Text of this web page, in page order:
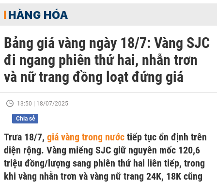
HÀNG HÓA
Bảng giá vàng ngày 18/7: Vàng SJC
đi ngang phiên thứ hai, nhẫn trơn
và nữ trang đồng loạt đứng giá
13:50 | 18/07/2025
Chia sẻ
Trưa 18/7, giá vàng trong nước tiếp tục ổn định trên
diện rộng. Vàng miếng SJC giữ nguyên mốc 120,6
triệu đồng/lượng sang phiên thứ hai liên tiếp, trong
khi vàng nhẫn trơn và vàng nữ trang 24K, 18K cũng